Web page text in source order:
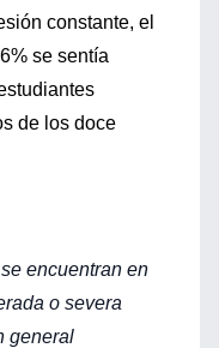
constante, el
se sentía
de los doce
encuentran en
o severa
general